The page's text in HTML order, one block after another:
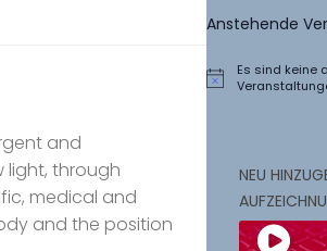
and
through
medical and
and the position
Anstehende
Hinweis
Es sind keine
NEU